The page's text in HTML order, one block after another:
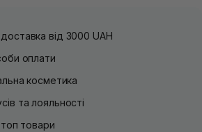
від 3000 UAH
оплати
косметика
та лояльності
товари